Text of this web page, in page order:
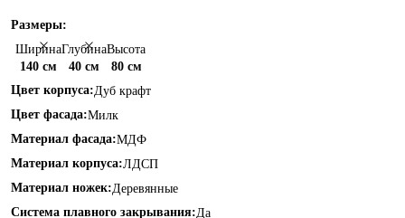
Размеры:
Ширина
140 см
Глубина
40 см
Высота
80 см
Цвет корпуса:Дуб крафт
Цвет фасада:Милк
Материал фасада:МДФ
Материал корпуса:ЛДСП
Материал ножек:Деревянные
Система плавного закрывания:Да